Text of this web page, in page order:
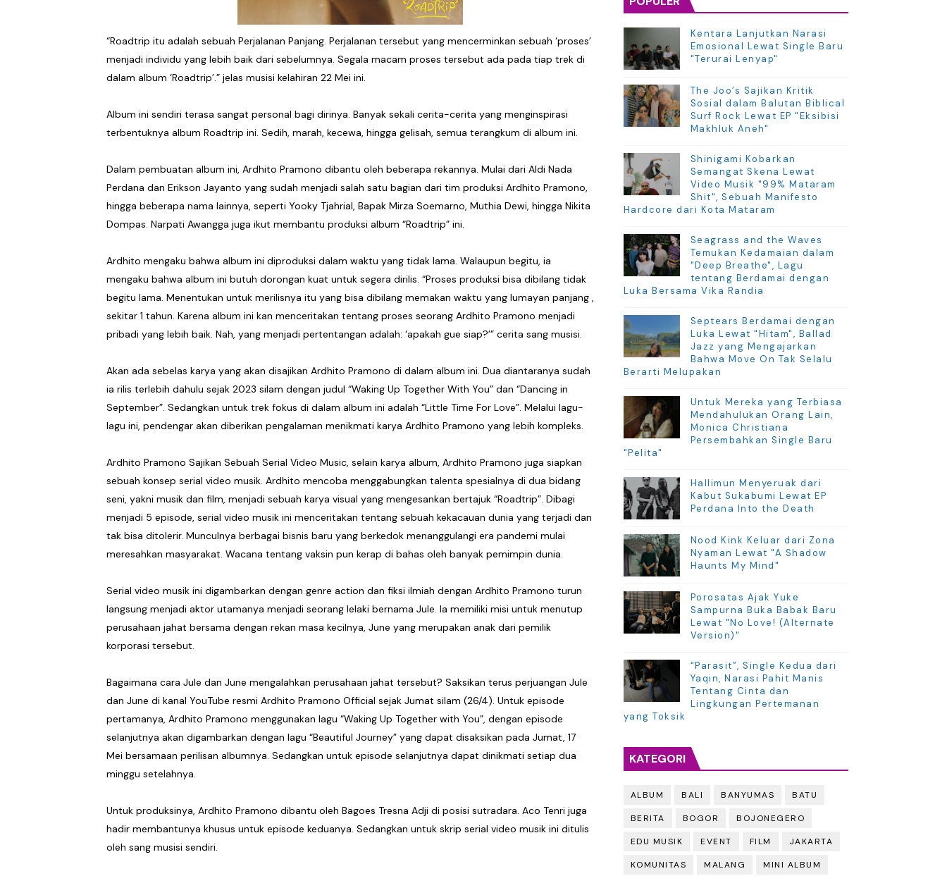
“Roadtrip itu adalah sebuah Perjalanan Panjang. Perjalanan tersebut yang mencerminkan sebuah ‘proses’
menjadi individu yang lebih baik dari sebelumnya. Segala macam proses tersebut ada pada tiap trek di
dalam album ‘Roadtrip’.” jelas musisi kelahiran 22 Mei ini.
Album ini sendiri terasa sangat personal bagi dirinya. Banyak sekali cerita-cerita yang menginspirasi
terbentuknya album Roadtrip ini. Sedih, marah, kecewa, hingga gelisah, semua terangkum di album ini.
Dalam pembuatan album ini, Ardhito Pramono dibantu oleh beberapa rekannya. Mulai dari Aldi Nada
Perdana dan Erikson Jayanto yang sudah menjadi salah satu bagian dari tim produksi Ardhito Pramono,
hingga beberapa nama lainnya, seperti Yooky Tjahrial, Bapak Mirza Soemarno, Muthia Dewi, hingga Nikita
Dompas. Narpati Awangga juga ikut membantu produksi album “Roadtrip” ini.
Ardhito mengaku bahwa album ini diproduksi dalam waktu yang tidak lama. Walaupun begitu, ia
mengaku bahwa album ini butuh dorongan kuat untuk segera dirilis. “Proses produksi bisa dibilang tidak
begitu lama. Menentukan untuk merilisnya itu yang bisa dibilang memakan waktu yang lumayan panjang ,
sekitar 1 tahun. Karena album ini kan menceritakan tentang proses seorang Ardhito Pramono menjadi
pribadi yang lebih baik. Nah, yang menjadi pertentangan adalah: ‘apakah gue siap?’” cerita sang musisi.
Akan ada sebelas karya yang akan disajikan Ardhito Pramono di dalam album ini. Dua diantaranya sudah
ia rilis terlebih dahulu sejak 2023 silam dengan judul “Waking Up Together With You” dan “Dancing in
September”. Sedangkan untuk trek fokus di dalam album ini adalah “Little Time For Love”. Melalui lagu-
lagu ini, pendengar akan diberikan pengalaman menikmati karya Ardhito Pramono yang lebih kompleks.
Ardhito Pramono Sajikan Sebuah Serial Video Music, selain karya album, Ardhito Pramono juga siapkan
sebuah konsep serial video musik. Ardhito mencoba menggabungkan talenta spesialnya di dua bidang
seni, yakni musik dan film, menjadi sebuah karya visual yang mengesankan bertajuk “Roadtrip”. Dibagi
menjadi 5 episode, serial video musik ini menceritakan tentang sebuah kekacauan dunia yang terjadi dan
tak bisa ditolerir. Munculnya berbagai bisnis baru yang berkedok menanggulangi era pandemi mulai
meresahkan masyarakat. Wacana tentang vaksin pun kerap di bahas oleh banyak pemimpin dunia.
Serial video musik ini digambarkan dengan genre action dan fiksi ilmiah dengan Ardhito Pramono turun
langsung menjadi aktor utamanya menjadi seorang lelaki bernama Jule. Ia memiliki misi untuk menutup
perusahaan jahat bersama dengan rekan masa kecilnya, June yang merupakan anak dari pemilik
korporasi tersebut.
Bagaimana cara Jule dan June mengalahkan perusahaan jahat tersebut? Saksikan terus perjuangan Jule
dan June di kanal YouTube resmi Ardhito Pramono Official sejak Jumat silam (26/4). Untuk episode
pertamanya, Ardhito Pramono menggunakan lagu “Waking Up Together with You”, dengan episode
selanjutnya akan digambarkan dengan lagu “Beautiful Journey” yang dapat disaksikan pada Jumat, 17
Mei bersamaan perilisan albumnya. Sedangkan untuk episode selanjutnya dapat dinikmati setiap dua
minggu setelahnya.
Untuk produksinya, Ardhito Pramono dibantu oleh Bagoes Tresna Adji di posisi sutradara. Aco Tenri juga
hadir membantunya khusus untuk episode keduanya. Sedangkan untuk skrip serial video musik ini ditulis
oleh sang musisi sendiri.
Kentara Lanjutkan Narasi
Emosional Lewat Single Baru
"Terurai Lenyap"
The Joo’s Sajikan Kritik
Sosial dalam Balutan Biblical
Surf Rock Lewat EP "Eksibisi
Makhluk Aneh"
Shinigami Kobarkan
Semangat Skena Lewat
Video Musik "99% Mataram
Shit", Sebuah Manifesto
Hardcore dari Kota Mataram
Seagrass and the Waves
Temukan Kedamaian dalam
"Deep Breathe", Lagu
tentang Berdamai dengan
Luka Bersama Vika Randia
Septears Berdamai dengan
Luka Lewat "Hitam", Ballad
Jazz yang Mengajarkan
Bahwa Move On Tak Selalu
Berarti Melupakan
Untuk Mereka yang Terbiasa
Mendahulukan Orang Lain,
Monica Christiana
Persembahkan Single Baru
"Pelita"
Hallimun Menyeruak dari
Kabut Sukabumi Lewat EP
Perdana Into the Death
Nood Kink Keluar dari Zona
Nyaman Lewat "A Shadow
Haunts My Mind"
Porosatas Ajak Yuke
Sampurna Buka Babak Baru
Lewat "No Love! (Alternate
Version)"
“Parasit”, Single Kedua dari
Yaqin, Narasi Pahit Manis
Tentang Cinta dan
Lingkungan Pertemanan
yang Toksik
KATEGORI
ALBUM BALI BANYUMAS BATU
BERITA BOGOR BOJONEGERO
EDU MUSIK EVENT FILM JAKARTA
KOMUNITAS MALANG MINI ALBUM